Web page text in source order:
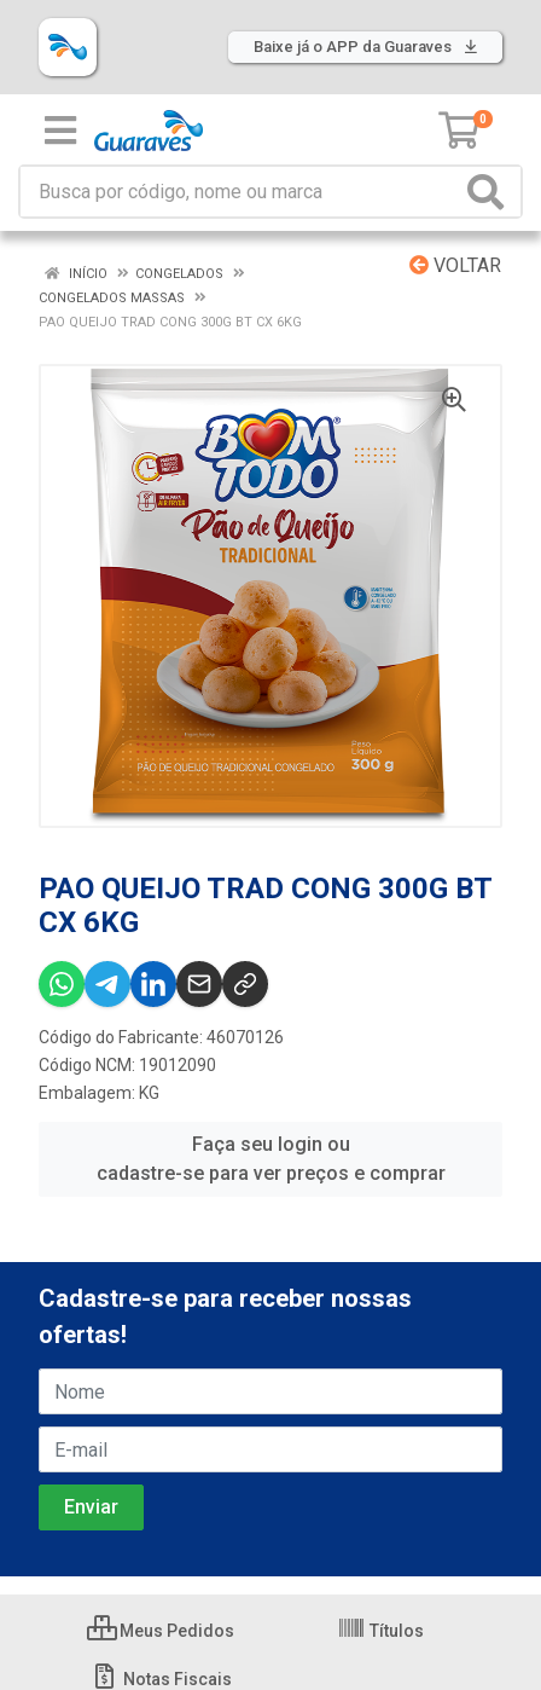
Baixe já o APP da Guaraves
0
VOLTAR
INÍCIO
CONGELADOS
CONGELADOS MASSAS
PAO QUEIJO TRAD CONG 300G BT CX 6KG
PAO QUEIJO TRAD CONG 300G BT
CX 6KG
Código do Fabricante: 46070126
Código NCM: 19012090
Embalagem: KG
Faça seu login ou
cadastre-se para ver preços e comprar
Cadastre-se para receber nossas
ofertas!
Meus Pedidos Títulos
Notas Fiscais